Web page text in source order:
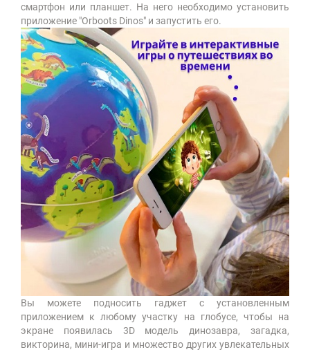
смартфон или планшет. На него необходимо установить
приложение "Orboots Dinos" и запустить его.
Вы можете подносить гаджет с установленным
приложением к любому участку на глобусе, чтобы на
экране появилась 3D модель динозавра, загадка,
викторина, мини-игра и множество других увлекательных